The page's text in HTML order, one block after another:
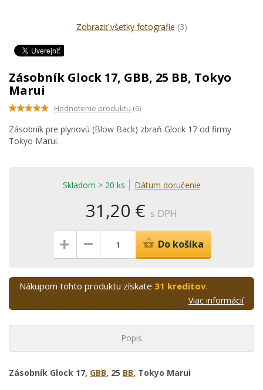
Zobraziť všetky fotografie (3)
Zásobník Glock 17, GBB, 25 BB, Tokyo
Marui
Hodnotenie produktu (6)
Zásobník pre plynovú (Blow Back) zbraň Glock 17 od firmy
Tokyo Marui.
Skladom > 20 ks Dátum doručenie
31,20 € s DPH
+ – Do košíka
Nákupom tohto produktu získate 31 kreditov.
Viac informácií
Popis
Zásobník Glock 17, GBB, 25 BB, Tokyo Marui